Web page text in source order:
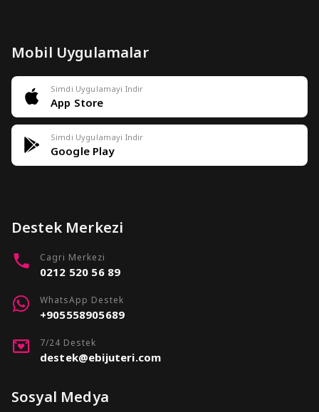
Mobil Uygulamalar
Simdi Uygulamayi Indir
App Store
Simdi Uygulamayi Indir
Google Play
Destek Merkezi
Cagri Merkezi
0212 520 56 89
WhatsApp Destek
+905558905689
7/24 Destek
destek@ebijuteri.com
Sosyal Medya